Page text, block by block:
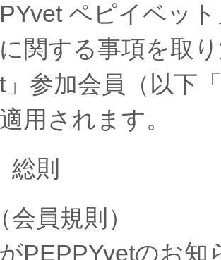
ペピイベッ
関する事項を取
」参加会員（以下
用されます。
則
会員規則）
PEPPYvetのお知